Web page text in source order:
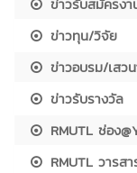
ข่าวทุน/วิจัย
ข่าวอบรม/เสว
ข่าวรับรางวัล
RMUTL ช่อง
RMUTL วารส